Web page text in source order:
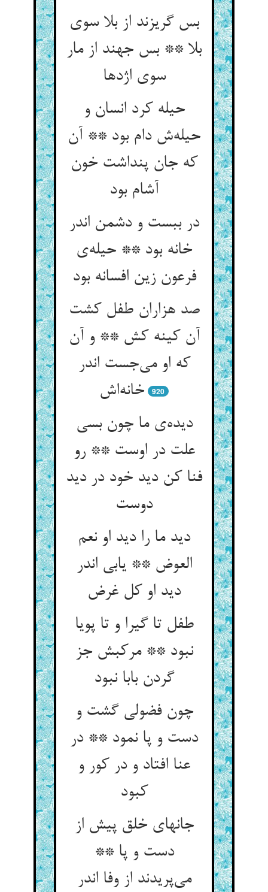
بس گریزند از بلا سوی
بلا ** بس جهند از مار
سوی اژدها
حیله کرد انسان و
حیله‌‌ش دام بود ** آن
که جان پنداشت خون
آشام بود
در ببست و دشمن اندر
خانه بود ** حیله‌‌ی
فرعون زین افسانه بود
صد هزاران طفل کشت
آن کینه کش ** و آن
که او می‌‌جست اندر
920
دیده‌‌ی ما چون بسی
علت در اوست ** رو
فنا کن دید خود در دید
دید ما را دید او نعم
العوض ** یابی اندر
طفل تا گیرا و تا پویا
نبود ** مرکبش جز
گردن بابا نبود
چون فضولی گشت و
دست و پا نمود ** در
عنا افتاد و در کور و
کبود
جانهای خلق پیش از
دست و پا **
می‌‌پریدند از وفا اندر